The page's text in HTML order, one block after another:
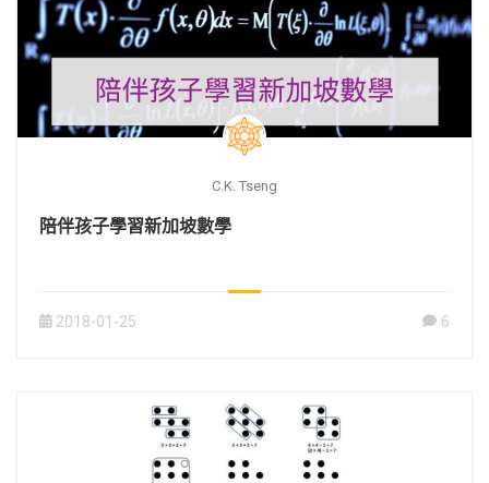
C.K. Tseng
陪伴孩子學習新加坡數學
2018-01-25 6